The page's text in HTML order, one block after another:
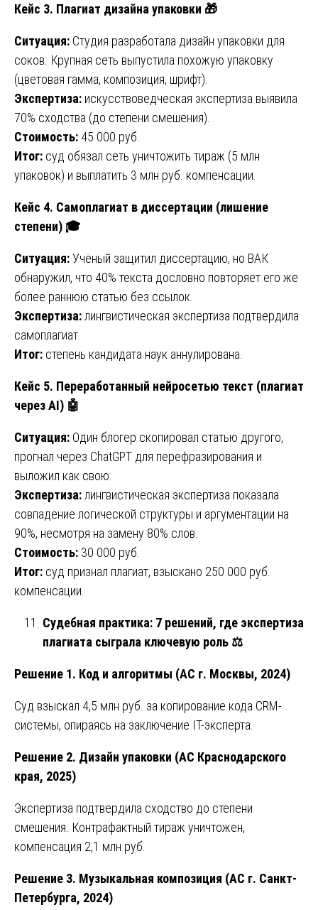
Кейс 3. Плагиат дизайна упаковки 🎁
Ситуация: Студия разработала дизайн упаковки для
соков. Крупная сеть выпустила похожую упаковку
(цветовая гамма, композиция, шрифт).
Экспертиза: искусствоведческая экспертиза выявила
70% сходства (до степени смешения).
Стоимость: 45 000 руб.
Итог: суд обязал сеть уничтожить тираж (5 млн
упаковок) и выплатить 3 млн руб. компенсации.
Кейс 4. Самоплагиат в диссертации (лишение
степени) 🎓
Ситуация:Учёный защитил диссертацию, но ВАК
обнаружил, что 40% текста дословно повторяет его же
более раннюю статью без ссылок.
Экспертиза: лингвистическая экспертиза подтвердила
самоплагиат.
Итог: степень кандидата наук аннулирована.
Кейс 5. Переработанный нейросетью текст (плагиат
через AI) 🤖
Ситуация: Один блогер скопировал статью другого,
прогнал через ChatGPT для перефразирования и
выложил как свою.
Экспертиза: лингвистическая экспертиза показала
совпадение логической структуры и аргументации на
90%, несмотря на замену 80% слов.
Стоимость: 30 000 руб.
Итог: суд признал плагиат, взыскано 250 000 руб.
компенсации.
Судебная практика: 7 решений, где экспертиза
плагиата сыграла ключевую роль ⚖️
Решение 1. Код и алгоритмы (АС г. Москвы, 2024)
Суд взыскал 4,5 млн руб. за копирование кода CRM-
системы, опираясь на заключение IT-эксперта.
Решение 2. Дизайн упаковки (АС Краснодарского
края, 2025)
Экспертиза подтвердила сходство до степени
смешения. Контрафактный тираж уничтожен,
компенсация 2,1 млн руб.
Решение 3. Музыкальная композиция (АС г. Санкт-
Петербурга, 2024)